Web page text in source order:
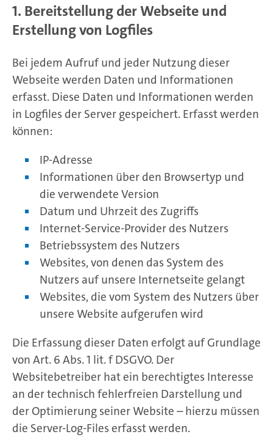
1. Bereitstellung der Webseite und
Erstellung von Logfiles
Bei jedem Aufruf und jeder Nutzung dieser
Webseite werden Daten und Informationen
erfasst. Diese Daten und Informationen werden
in Logfiles der Server gespeichert. Erfasst werden
können:
IP-Adresse
Informationen über den Browsertyp und
die verwendete Version
Datum und Uhrzeit des Zugriffs
Internet-Service-Provider des Nutzers
Betriebssystem des Nutzers
Websites, von denen das System des
Nutzers auf unsere Internetseite gelangt
Websites, die vom System des Nutzers über
unsere Website aufgerufen wird
Die Erfassung dieser Daten erfolgt auf Grundlage
von Art. 6 Abs. 1 lit. f DSGVO. Der
Websitebetreiber hat ein berechtigtes Interesse
an der technisch fehlerfreien Darstellung und
der Optimierung seiner Website – hierzu müssen
die Server-Log-Files erfasst werden.